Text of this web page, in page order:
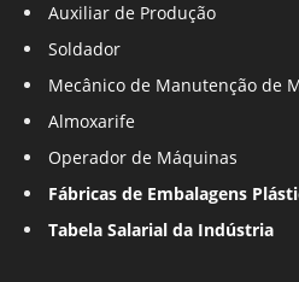
Auxiliar de Produção
Soldador
Mecânico de Manutenção de
Almoxarife
Operador de Máquinas
Fábricas de Embalagens
Tabela Salarial da Indústria